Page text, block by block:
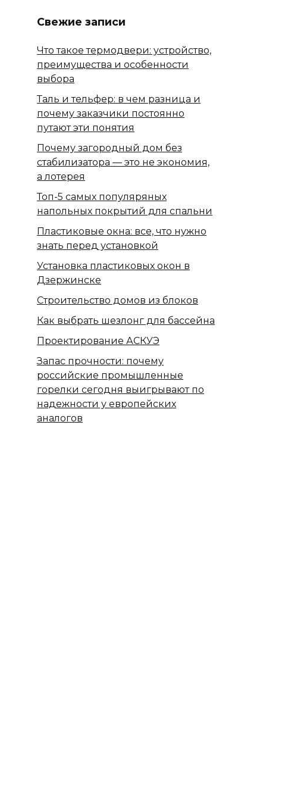
Свежие записи
Что такое термодвери: устройство,
преимущества и особенности
выбора
Таль и тельфер: в чем разница и
почему заказчики постоянно
путают эти понятия
Почему загородный дом без
стабилизатора — это не экономия,
а лотерея
Топ-5 самых популяряных
напольных покрытий для спальни
Пластиковые окна: все, что нужно
знать перед установкой
Установка пластиковых окон в
Дзержинске
Строительство домов из блоков
Как выбрать шезлонг для бассейна
Проектирование АСКУЭ
Запас прочности: почему
российские промышленные
горелки сегодня выигрывают по
надежности у европейских
аналогов